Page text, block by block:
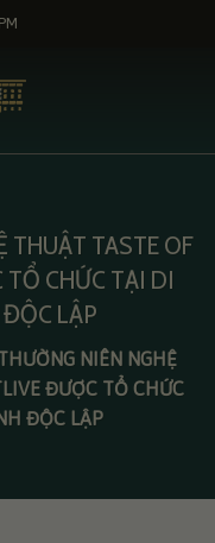
THUẬT TASTE OF
CHỨC TẠI DI
LẬP
NIÊN NGHỆ
ĐƯỢC TỔ CHỨC
ĐỘC LẬP